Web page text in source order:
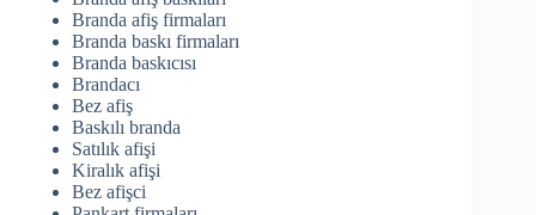
Branda afiş firmaları
Branda baskı firmaları
Branda baskıcısı
Brandacı
Bez afiş
Baskılı branda
Satılık afişi
Kiralık afişi
Bez afişci